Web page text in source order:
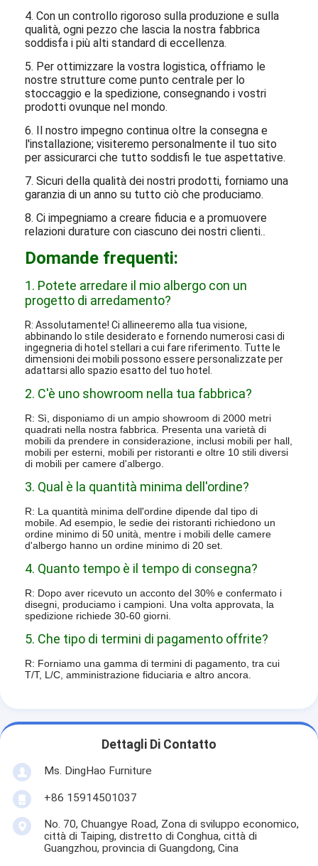
4. Con un controllo rigoroso sulla produzione e sulla
qualità, ogni pezzo che lascia la nostra fabbrica
soddisfa i più alti standard di eccellenza.
5. Per ottimizzare la vostra logistica, offriamo le
nostre strutture come punto centrale per lo
stoccaggio e la spedizione, consegnando i vostri
prodotti ovunque nel mondo.
6. Il nostro impegno continua oltre la consegna e
l'installazione; visiteremo personalmente il tuo sito
per assicurarci che tutto soddisfi le tue aspettative.
7. Sicuri della qualità dei nostri prodotti, forniamo una
garanzia di un anno su tutto ciò che produciamo.
8. Ci impegniamo a creare fiducia e a promuovere
relazioni durature con ciascuno dei nostri clienti.
Domande frequenti:
1. Potete arredare il mio albergo con un
progetto di arredamento?
R: Assolutamente! Ci allineeremo alla tua visione,
abbinando lo stile desiderato e fornendo numerosi casi di
ingegneria di hotel stellari a cui fare riferimento. Tutte le
dimensioni dei mobili possono essere personalizzate per
adattarsi allo spazio esatto del tuo hotel.
2. C'è uno showroom nella tua fabbrica?
R: Sì, disponiamo di un ampio showroom di 2000 metri
quadrati nella nostra fabbrica. Presenta una varietà di
mobili da prendere in considerazione, inclusi mobili per hall,
mobili per esterni, mobili per ristoranti e oltre 10 stili diversi
di mobili per camere d'albergo.
3. Qual è la quantità minima dell'ordine?
R: La quantità minima dell'ordine dipende dal tipo di
mobile. Ad esempio, le sedie dei ristoranti richiedono un
ordine minimo di 50 unità, mentre i mobili delle camere
d'albergo hanno un ordine minimo di 20 set.
4. Quanto tempo è il tempo di consegna?
R: Dopo aver ricevuto un acconto del 30% e confermato i
disegni, produciamo i campioni. Una volta approvata, la
spedizione richiede 30-60 giorni.
5. Che tipo di termini di pagamento offrite?
R: Forniamo una gamma di termini di pagamento, tra cui
T/T, L/C, amministrazione fiduciaria e altro ancora.
Dettagli Di Contatto
Ms. DingHao Furniture
+86 15914501037
No. 70, Chuangye Road, Zona di sviluppo economico,
città di Taiping, distretto di Conghua, città di
Guangzhou, provincia di Guangdong, Cina